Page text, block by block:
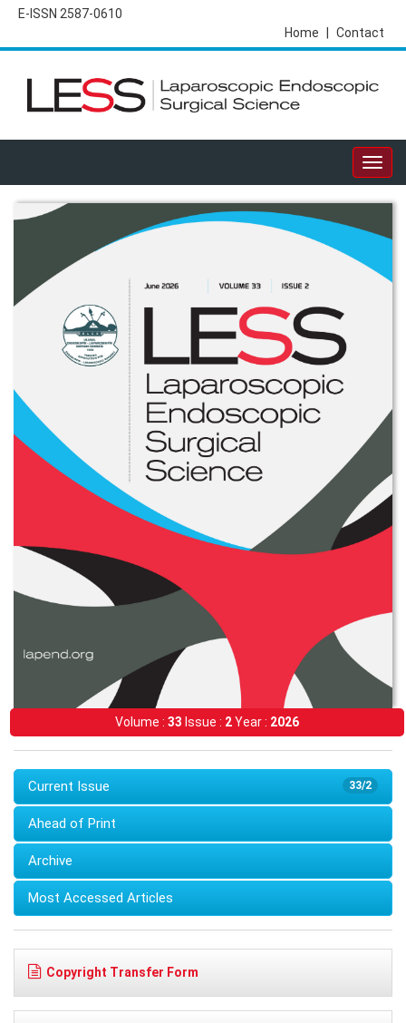
E-ISSN 2587-0610
Contact
Home
Volume : 33 Issue : 2Year : 2026
33/2
Current Issue
Ahead of Print
Archive
Most Accessed Articles
Copyright Transfer Form